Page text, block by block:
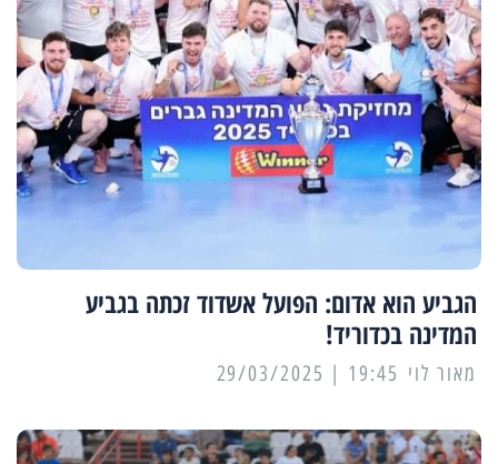
הגביע הוא אדום: הפועל אשדוד זכתה בגביע
המדינה בכדוריד!
מאור לוי 19:45 | 29/03/2025